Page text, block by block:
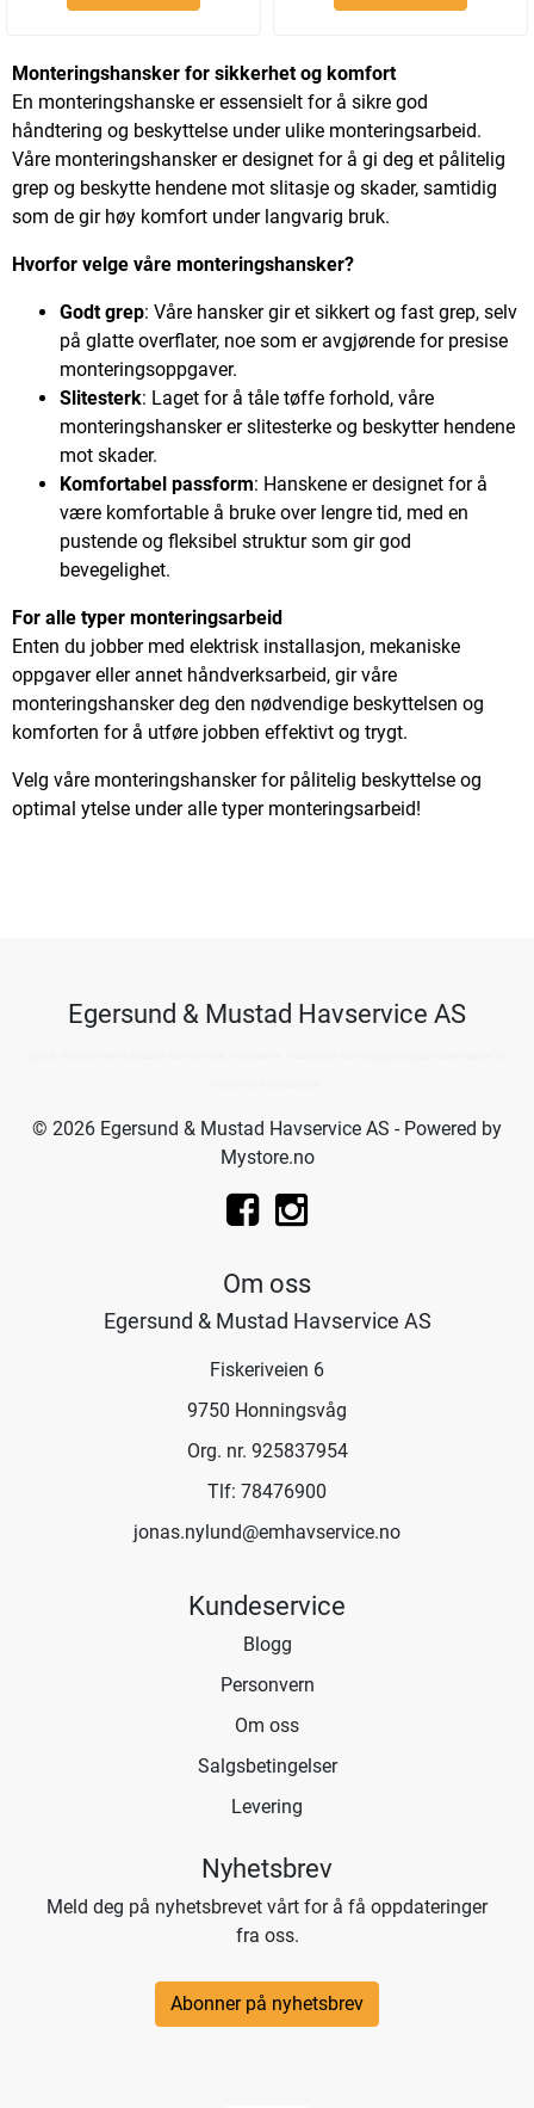
Monteringshansker for sikkerhet og komfort
En monteringshanske er essensielt for å sikre god
håndtering og beskyttelse under ulike monteringsarbeid.
Våre monteringshansker er designet for å gi deg et pålitelig
grep og beskytte hendene mot slitasje og skader, samtidig
som de gir høy komfort under langvarig bruk.
Hvorfor velge våre monteringshansker?
Godt grep: Våre hansker gir et sikkert og fast grep, selv
på glatte overflater, noe som er avgjørende for presise
monteringsoppgaver.
Slitesterk: Laget for å tåle tøffe forhold, våre
monteringshansker er slitesterke og beskytter hendene
mot skader.
Komfortabel passform: Hanskene er designet for å
være komfortable å bruke over lengre tid, med en
pustende og fleksibel struktur som gir god
bevegelighet.
For alle typer monteringsarbeid
Enten du jobber med elektrisk installasjon, mekaniske
oppgaver eller annet håndverksarbeid, gir våre
monteringshansker deg den nødvendige beskyttelsen og
komforten for å utføre jobben effektivt og trygt.
Velg våre monteringshansker for pålitelig beskyttelse og
optimal ytelse under alle typer monteringsarbeid!
Egersund & Mustad Havservice AS
© 2026 Egersund & Mustad Havservice AS - Powered by
Mystore.no
Om oss
Egersund & Mustad Havservice AS
Fiskeriveien 6
9750 Honningsvåg
Org. nr. 925837954
Tlf: 78476900
jonas.nylund@emhavservice.no
Kundeservice
Blogg
Personvern
Om oss
Salgsbetingelser
Levering
Nyhetsbrev
Meld deg på nyhetsbrevet vårt for å få oppdateringer
fra oss.
Abonner på nyhetsbrev